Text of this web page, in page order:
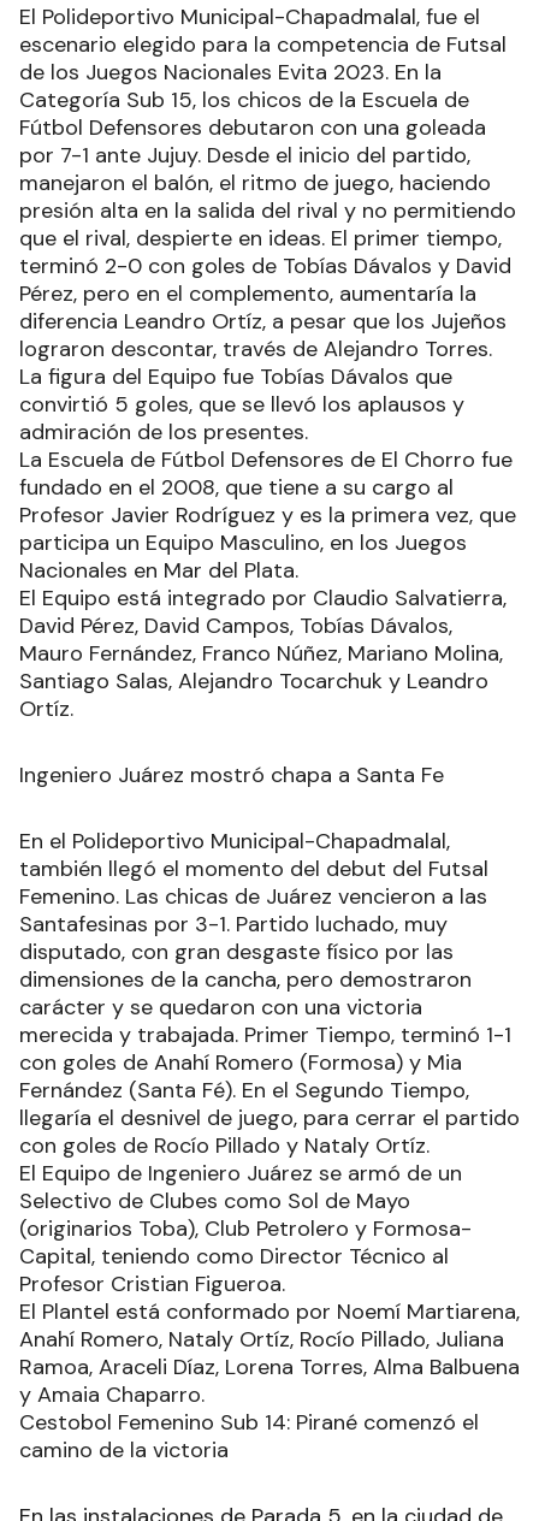
El Polideportivo Municipal-Chapadmalal, fue el
escenario elegido para la competencia de Futsal
de los Juegos Nacionales Evita 2023. En la
Categoría Sub 15, los chicos de la Escuela de
Fútbol Defensores debutaron con una goleada
por 7-1 ante Jujuy. Desde el inicio del partido,
manejaron el balón, el ritmo de juego, haciendo
presión alta en la salida del rival y no permitiendo
que el rival, despierte en ideas. El primer tiempo,
terminó 2-0 con goles de Tobías Dávalos y David
Pérez, pero en el complemento, aumentaría la
diferencia Leandro Ortíz, a pesar que los Jujeños
lograron descontar, través de Alejandro Torres.
La figura del Equipo fue Tobías Dávalos que
convirtió 5 goles, que se llevó los aplausos y
admiración de los presentes.
La Escuela de Fútbol Defensores de El Chorro fue
fundado en el 2008, que tiene a su cargo al
Profesor Javier Rodríguez y es la primera vez, que
participa un Equipo Masculino, en los Juegos
Nacionales en Mar del Plata.
El Equipo está integrado por Claudio Salvatierra,
David Pérez, David Campos, Tobías Dávalos,
Mauro Fernández, Franco Núñez, Mariano Molina,
Santiago Salas, Alejandro Tocarchuk y Leandro
Ortíz.
Ingeniero Juárez mostró chapa a Santa Fe
En el Polideportivo Municipal-Chapadmalal,
también llegó el momento del debut del Futsal
Femenino. Las chicas de Juárez vencieron a las
Santafesinas por 3-1. Partido luchado, muy
disputado, con gran desgaste físico por las
dimensiones de la cancha, pero demostraron
carácter y se quedaron con una victoria
merecida y trabajada. Primer Tiempo, terminó 1-1
con goles de Anahí Romero (Formosa) y Mia
Fernández (Santa Fé). En el Segundo Tiempo,
llegaría el desnivel de juego, para cerrar el partido
con goles de Rocío Pillado y Nataly Ortíz.
El Equipo de Ingeniero Juárez se armó de un
Selectivo de Clubes como Sol de Mayo
(originarios Toba), Club Petrolero y Formosa-
Capital, teniendo como Director Técnico al
Profesor Cristian Figueroa.
El Plantel está conformado por Noemí Martiarena,
Anahí Romero, Nataly Ortíz, Rocío Pillado, Juliana
Ramoa, Araceli Díaz, Lorena Torres, Alma Balbuena
y Amaia Chaparro.
Cestobol Femenino Sub 14: Pirané comenzó el
camino de la victoria